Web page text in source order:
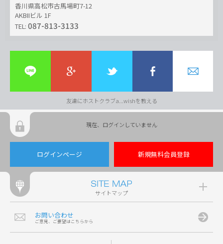
香川県高松市古馬場町7-12
AKBIIビル 1F
TEL: 087-813-3133
友達にホストクラブa...wishを教える
現在、ログインしていません
ログインページ 新規無料会員登録
サイトマップ
お問い合わせ
ご意見、ご要望はこちらから